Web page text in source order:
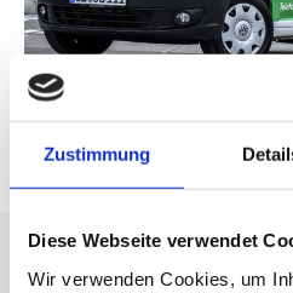
Zustimmung
Diese Webseite verwendet
Wir verwenden Cookies, um